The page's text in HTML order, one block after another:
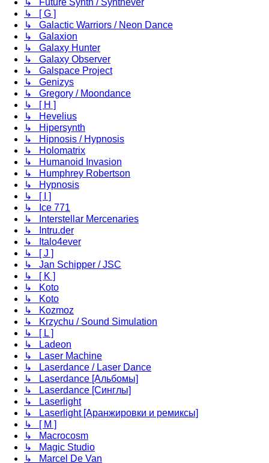
↳ [ G ]
↳ Galactic Warriors / Neon Dance
↳ Galaxion
↳ Galaxy Hunter
↳ Galaxy Observer
↳ Galspace Project
↳ Genizys
↳ Gregory / Moondance
↳ [ H ]
↳ Hevelius
↳ Hipersynth
↳ Hipnosis / Hypnosis
↳ Holomatrix
↳ Humanoid Invasion
↳ Humphrey Robertson
↳ Hypnosis
↳ [ I ]
↳ Ice 771
↳ Interstellar Mercenaries
↳ Intru.der
↳ Italo4ever
↳ [ J ]
↳ Jan Schipper / JSC
↳ [ K ]
↳ Koto
↳ Koto
↳ Kozmoz
↳ Krzychu / Sound Simulation
↳ [ L ]
↳ Ladeon
↳ Laser Machine
↳ Laserdance / Laser Dance
↳ Laserdance [Альбомы]
↳ Laserdance [Синглы]
↳ Laserlight
↳ Laserlight [Аранжировки и ремиксы]
↳ [ M ]
↳ Macrocosm
↳ Magic Studio
↳ Marcel De Van